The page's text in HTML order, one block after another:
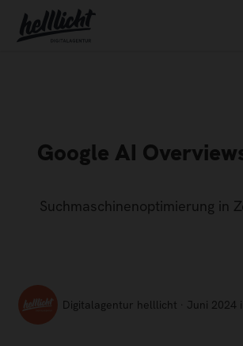
Google AI
Suchmaschinenoptimierung in
Digitalagentur helllicht · Juni 2024